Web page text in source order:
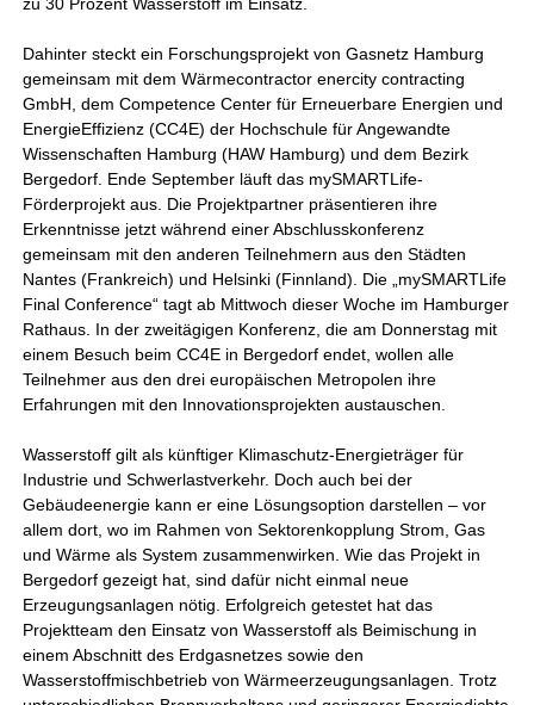
Dahinter steckt ein Forschungsprojekt von Gasnetz Hamburg
gemeinsam mit dem Wärmecontractor enercity contracting
GmbH, dem Competence Center für Erneuerbare Energien und
EnergieEffizienz (CC4E) der Hochschule für Angewandte
Wissenschaften Hamburg (HAW Hamburg) und dem Bezirk
Bergedorf. Ende September läuft das mySMARTLife-
Förderprojekt aus. Die Projektpartner präsentieren ihre
Erkenntnisse jetzt während einer Abschlusskonferenz
gemeinsam mit den anderen Teilnehmern aus den Städten
Nantes (Frankreich) und Helsinki (Finnland). Die „mySMARTLife
Final Conference“ tagt ab Mittwoch dieser Woche im Hamburger
Rathaus. In der zweitägigen Konferenz, die am Donnerstag mit
einem Besuch beim CC4E in Bergedorf endet, wollen alle
Teilnehmer aus den drei europäischen Metropolen ihre
Erfahrungen mit den Innovationsprojekten austauschen.
Wasserstoff gilt als künftiger Klimaschutz-Energieträger für
Industrie und Schwerlastverkehr. Doch auch bei der
Gebäudeenergie kann er eine Lösungsoption darstellen – vor
allem dort, wo im Rahmen von Sektorenkopplung Strom, Gas
und Wärme als System zusammenwirken. Wie das Projekt in
Bergedorf gezeigt hat, sind dafür nicht einmal neue
Erzeugungsanlagen nötig. Erfolgreich getestet hat das
Projektteam den Einsatz von Wasserstoff als Beimischung in
einem Abschnitt des Erdgasnetzes sowie den
Wasserstoffmischbetrieb von Wärmeerzeugungsanlagen. Trotz